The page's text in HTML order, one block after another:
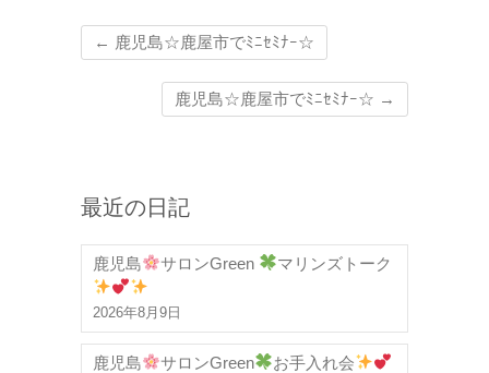
← 鹿児島☆鹿屋市でﾐﾆｾﾐﾅｰ☆
鹿児島☆鹿屋市でﾐﾆｾﾐﾅｰ☆ →
最近の日記
鹿児島 サロンGreen マリンズトーク
2026年8月9日
鹿児島 サロンGreen お手入れ会